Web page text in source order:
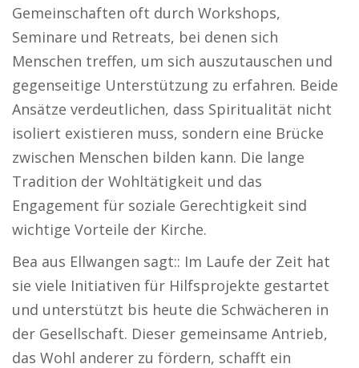
Gemeinschaften oft durch Workshops,
Seminare und Retreats, bei denen sich
Menschen treffen, um sich auszutauschen und
gegenseitige Unterstützung zu erfahren. Beide
Ansätze verdeutlichen, dass Spiritualität nicht
isoliert existieren muss, sondern eine Brücke
zwischen Menschen bilden kann. Die lange
Tradition der Wohltätigkeit und das
Engagement für soziale Gerechtigkeit sind
wichtige Vorteile der Kirche.
Bea aus Ellwangen sagt:: Im Laufe der Zeit hat
sie viele Initiativen für Hilfsprojekte gestartet
und unterstützt bis heute die Schwächeren in
der Gesellschaft. Dieser gemeinsame Antrieb,
das Wohl anderer zu fördern, schafft ein